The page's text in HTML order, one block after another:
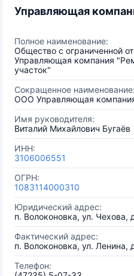
Управляющая
Полное наименование:
Общество с ограниченной
Управляющая компания
участок"
Сокращенное наименование:
ООО Управляющая
Имя руководителя:
Виталий Михайлович Бугаёв
ИНН:
3106006551
ОГРН:
1083114000310
Юридический адрес:
п. Волоконовка, ул. Чехова,
Фактический адрес:
п. Волоконовка, ул. Ленина,
Телефон: